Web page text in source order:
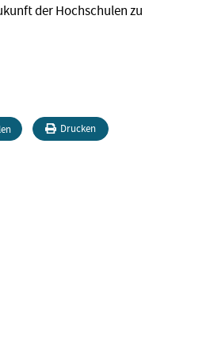
der Hochschulen zu
Drucken